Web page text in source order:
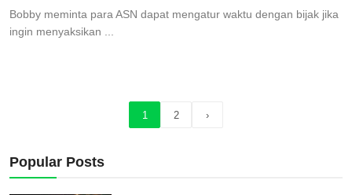
Bobby meminta para ASN dapat mengatur waktu dengan bijak jika
ingin menyaksikan ...
1 2 ›
Popular Posts